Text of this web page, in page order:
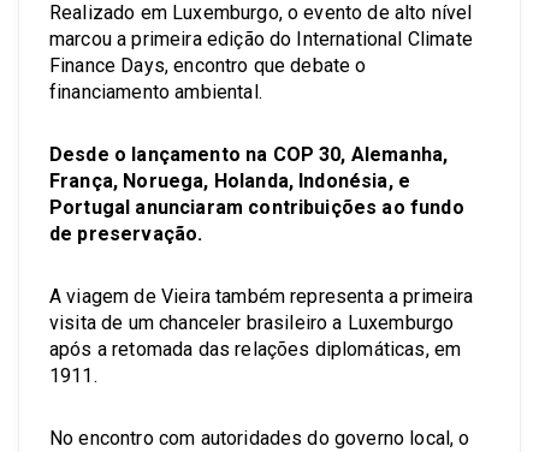
Realizado em Luxemburgo, o evento de alto nível
marcou a primeira edição do International Climate
Finance Days, encontro que debate o
financiamento ambiental.
Desde o lançamento na COP 30, Alemanha,
França, Noruega, Holanda, Indonésia, e
Portugal anunciaram contribuições ao fundo
de preservação.
A viagem de Vieira também representa a primeira
visita de um chanceler brasileiro a Luxemburgo
após a retomada das relações diplomáticas, em
1911.
No encontro com autoridades do governo local, o